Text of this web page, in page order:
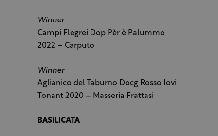
Winner
Campi Flegrei Dop Pèr è Palummo
2022 – Carputo
Winner
Aglianico del Taburno Docg Rosso Iovi
Tonant 2020 – Masseria Frattasi
BASILICATA